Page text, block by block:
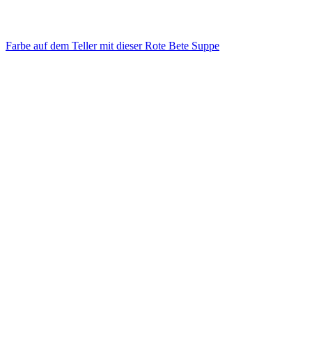
Farbe auf dem Teller mit dieser Rote Bete Suppe